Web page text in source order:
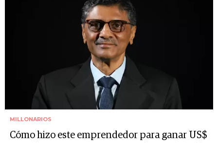
MILLONARIOS
Cómo hizo este emprendedor para ganar US$